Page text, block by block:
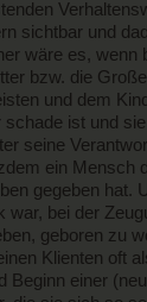
sichtbar und
wäre es, wenn
bzw. die
und dem
ist und
seine
ein Mensch
gegeben hat.
war, bei der
geboren zu
Klienten oft
Beginn einer